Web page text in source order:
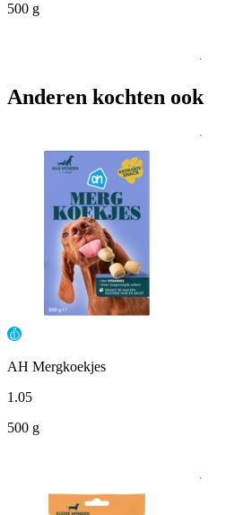
500 g
Anderen kochten ook
AH Mergkoekjes
1 .05
500 g